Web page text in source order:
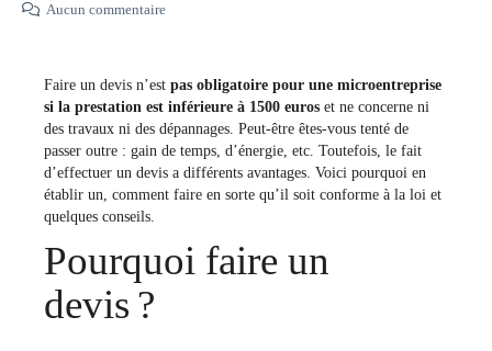
Aucun commentaire
Faire un devis n’est pas obligatoire pour une microentreprise
si la prestation est inférieure à 1500 euros et ne concerne ni
des travaux ni des dépannages. Peut-être êtes-vous tenté de
passer outre : gain de temps, d’énergie, etc. Toutefois, le fait
d’effectuer un devis a différents avantages. Voici pourquoi en
établir un, comment faire en sorte qu’il soit conforme à la loi et
quelques conseils.
Pourquoi faire un
devis ?